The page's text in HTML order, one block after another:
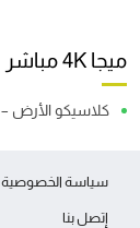
ميجا 4K مباشر
كلاسيكو الأرض – El Clasico
سياسة الخصوصية
إتصل بنا